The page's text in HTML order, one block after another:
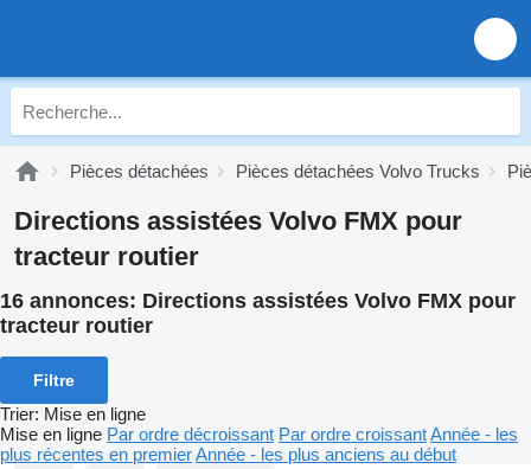
Pièces détachées Pièces détachées Volvo Trucks
Directions assistées Volvo FMX pour
tracteur routier
16 annonces: Directions assistées Volvo FMX pour
tracteur routier
Filtre
Trier: Mise en ligne
Mise en ligne Par ordre décroissant Par ordre croissantAnnée - les
plus récentes en premierAnnée - les plus anciens au début